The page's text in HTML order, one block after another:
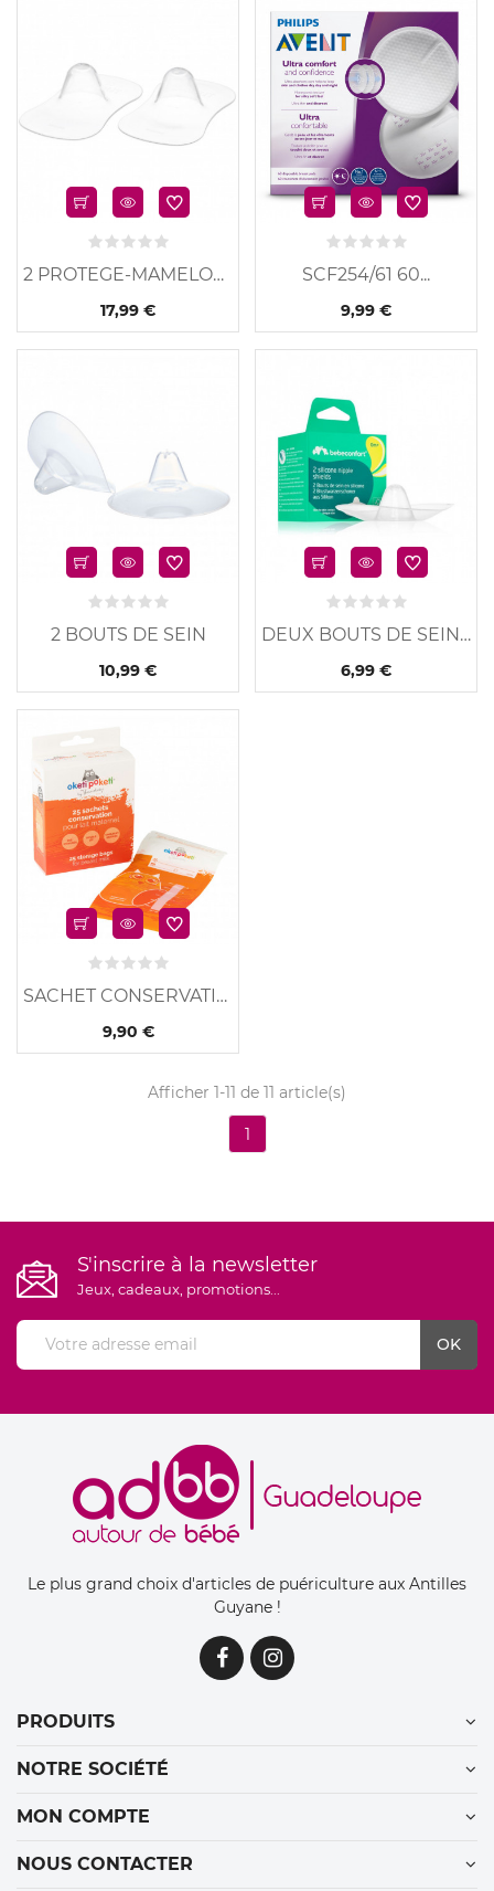
2 PROTEGE-MAMELONS
17,99 €
SCF254/61 60...
9,99 €
2 BOUTS DE SEIN
10,99 €
DEUX BOUTS DE SEIN -...
6,99 €
SACHET CONSERVATION LAIT
9,90 €
Afficher 1-11 de 11 article(s)
1
S'inscrire à la newsletter
Jeux, cadeaux, promotions...
Le plus grand choix d'articles de puériculture aux Antilles
Guyane !
PRODUITS
NOTRE SOCIÉTÉ
MON COMPTE
NOUS CONTACTER